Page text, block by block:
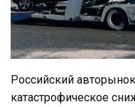
Российский
катастрофическое